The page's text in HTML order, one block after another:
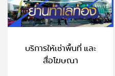
บริการให้เช่าพื้นที่ และ
สื่อโฆษณา